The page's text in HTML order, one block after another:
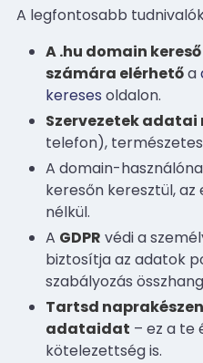
A legfontosabb
A .hu domain
számára elérhetőa
kereses oldalon.
Szervezetek
telefon),
A domain-
keresőn keresztül,
nélkül.
A GDPR védi a
biztosítja az adatok
szabályozás
Tartsd
adataidat – ez a te
kötelezettség is.